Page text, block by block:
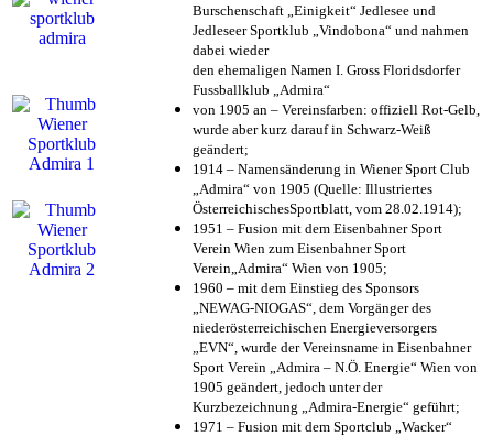
Burschenschaft „Einigkeit“ Jedlesee und
Jedleseer Sportklub „Vindobona“ und nahmen
dabei wieder
den ehemaligen Namen I. Gross Floridsdorfer
Fussballklub „Admira“
von 1905 an – Vereinsfarben: offiziell Rot-Gelb,
wurde aber kurz darauf in Schwarz-Weiß
geändert;
1914 – Namensänderung in Wiener Sport Club
„Admira“ von 1905 (Quelle: Illustriertes
ÖsterreichischesSportblatt, vom 28.02.1914);
1951 – Fusion mit dem Eisenbahner Sport
Verein Wien zum Eisenbahner Sport
Verein„Admira“ Wien von 1905;
1960 – mit dem Einstieg des Sponsors
„NEWAG-NIOGAS“, dem Vorgänger des
niederösterreichischen Energieversorgers
„EVN“, wurde der Vereinsname in Eisenbahner
Sport Verein „Admira – N.Ö. Energie“ Wien von
1905 geändert, jedoch unter der
Kurzbezeichnung „Admira-Energie“ geführt;
1971 – Fusion mit dem Sportclub „Wacker“